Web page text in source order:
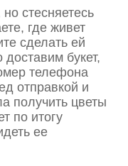
стесняетесь
где живет
сделать ей
букет,
телефона
отправкой и
получить цветы
по итогу
ее